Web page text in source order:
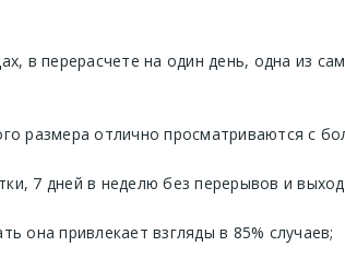
в перерасчете на один день, одна из
размера отлично просматриваются с
7 дней в неделю без перерывов и
она привлекает взгляды в 85% случаев;